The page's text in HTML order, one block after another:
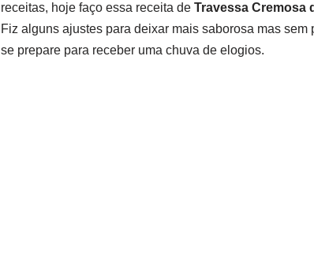
receitas, hoje faço essa receita de Travessa Cremosa
Fiz alguns ajustes para deixar mais saborosa mas
se prepare para receber uma chuva de elogios.